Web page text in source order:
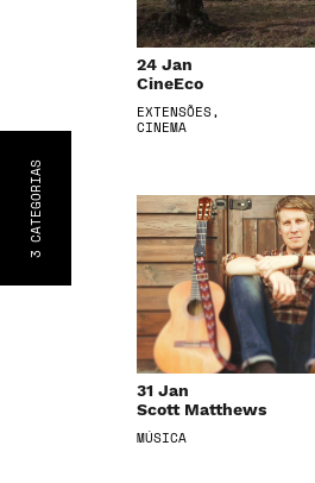
3
CATEGORIA
S
24 Jan
CineEco
EXTENSÕES,
CINEMA
31 Jan
Scott Matthews
MÚSICA